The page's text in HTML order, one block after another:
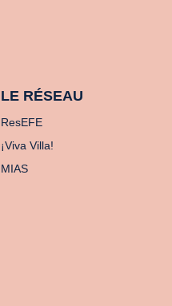
LE RÉSEAU
ResEFE
¡Viva Villa!
MIAS